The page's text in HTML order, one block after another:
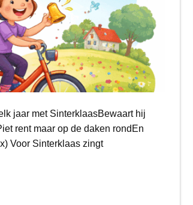
jaar met SinterklaasBewaart hij
rent maar op de daken rondEn
Voor Sinterklaas zingt